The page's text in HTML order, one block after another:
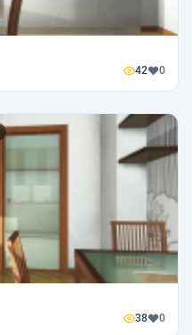
42 0
38 0